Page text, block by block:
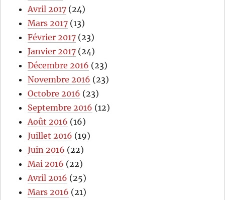
Avril 2017 (24)
Mars 2017 (13)
Février 2017 (23)
Janvier 2017 (24)
Décembre 2016 (23)
Novembre 2016 (23)
Octobre 2016 (23)
Septembre 2016 (12)
Août 2016 (16)
Juillet 2016 (19)
Juin 2016 (22)
Mai 2016 (22)
Avril 2016 (25)
Mars 2016 (21)